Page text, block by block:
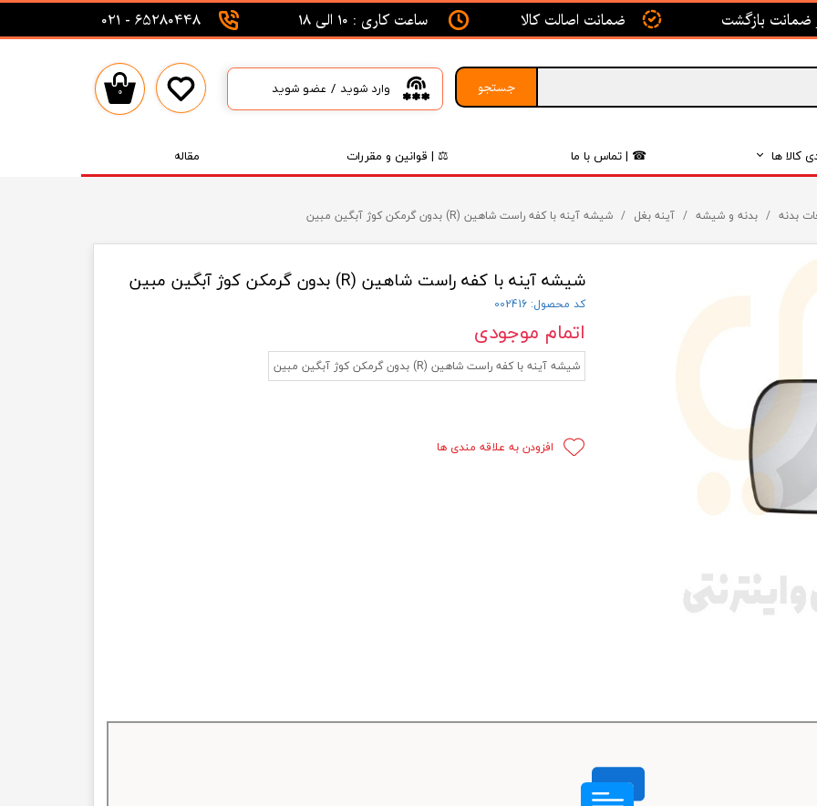
جستجو
کالا ها
قدرت
و ترمز
و اسپرت
☎ | تماس با ما ⚖ | قوانین و مقررات مقاله
ضمانت اصالت کالا ساعت کاری : 10 الی 18 65280448 - 021
۰ وارد شوید / عضو شوید
حساب کاربری من
تغییر گذر واژه
خروج از حساب کاربری
بدنه بدنه و شیشه آینه بغل شیشه آینه با کفه راست شاهین (R) بدون گرمکن کوژ آبگین مبین
شیشه آینه با کفه راست شاهین (R) بدون گرمکن کوژ آبگین مبین
کد محصول: 002416
اتمام موجودی
شیشه آینه با کفه راست شاهین (R) بدون گرمکن کوژ آبگین مبین
افزودن به علاقه مندی ها